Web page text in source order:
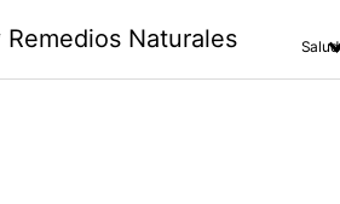
Naturales Salud